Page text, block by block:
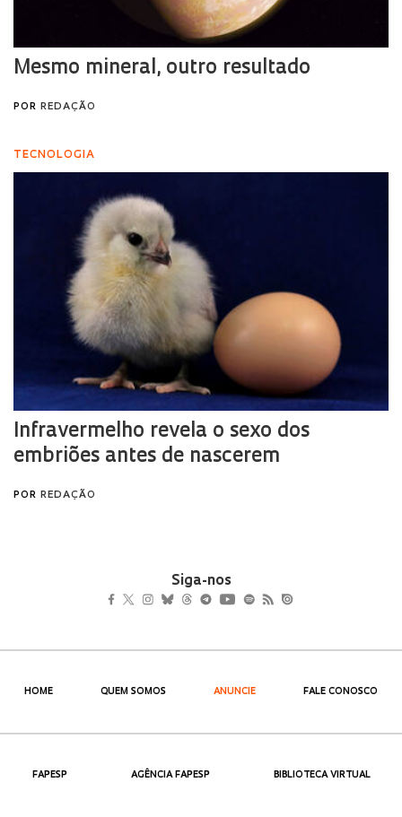
Siga-nos
HOME QUEM SOMOS ANUNCIE FALE CONOSCO
FAPESP AGÊNCIA FAPESP BIBLIOTECA VIRTUAL